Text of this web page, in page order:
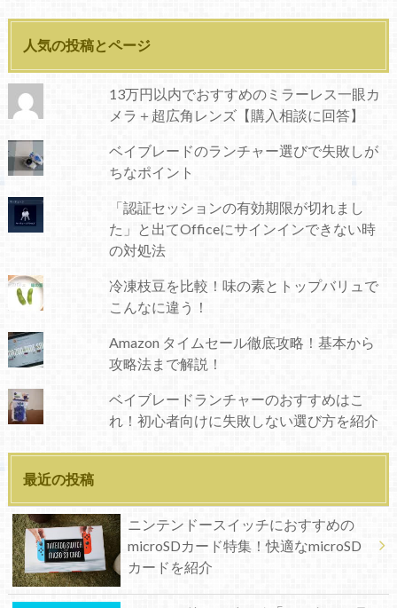
人気の投稿とページ
13万円以内でおすすめのミラーレス一眼カ
メラ＋超広角レンズ【購入相談に回答】
ベイブレードのランチャー選びで失敗しが
ちなポイント
「認証セッションの有効期限が切れまし
た」と出てOfficeにサインインできない時
の対処法
冷凍枝豆を比較！味の素とトップバリュで
こんなに違う！
Amazon タイムセール徹底攻略！基本から
攻略法まで解説！
ベイブレードランチャーのおすすめはこ
れ！初心者向けに失敗しない選び方を紹介
最近の投稿
ニンテンドースイッチにおすすめの
microSDカード特集！快適なmicroSD
カードを紹介